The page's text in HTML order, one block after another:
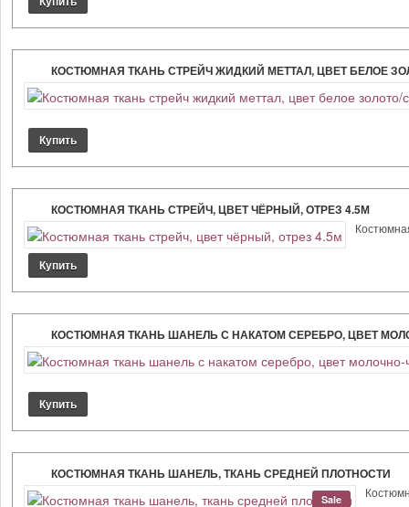
КОСТЮМНАЯ ТКАНЬ СТРЕЙЧ ЖИДКИЙ МЕТТАЛ, ЦВЕТ БЕЛОЕ
КОСТЮМНАЯ ТКАНЬ СТРЕЙЧ, ЦВЕТ ЧЁРНЫЙ, ОТРЕЗ 4.5М
КОСТЮМНАЯ ТКАНЬ ШАНЕЛЬ С НАКАТОМ СЕРЕБРО, ЦВЕТ
КОСТЮМНАЯ ТКАНЬ ШАНЕЛЬ, ТКАНЬ СРЕДНЕЙ ПЛОТНОСТИ
Sale